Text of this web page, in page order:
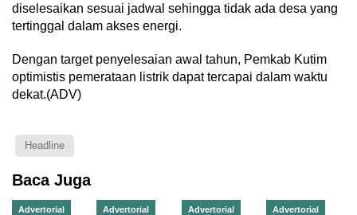
diselesaikan sesuai jadwal sehingga tidak ada desa yang
tertinggal dalam akses energi.
Dengan target penyelesaian awal tahun, Pemkab Kutim
optimistis pemerataan listrik dapat tercapai dalam waktu
dekat.(ADV)
Headline
Baca Juga
Advertorial Advertorial Advertorial Advertorial